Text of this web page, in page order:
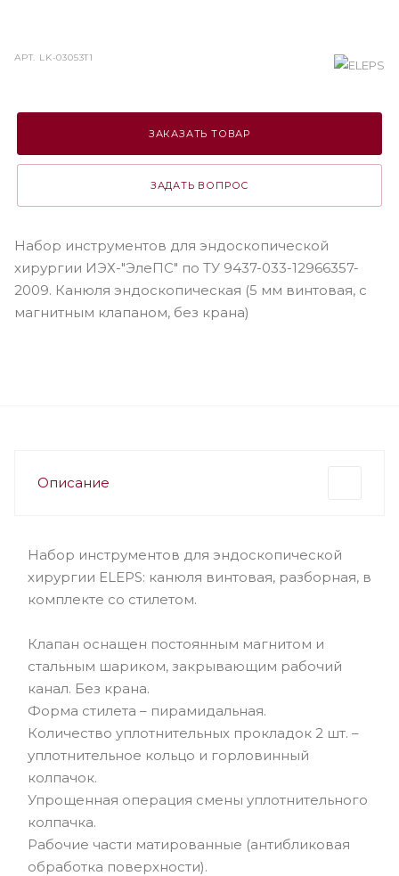
АРТ. LK-03053T1
ЗАКАЗАТЬ ТОВАР
ЗАДАТЬ ВОПРОС
Набор инструментов для эндоскопической
хирургии ИЭХ-"ЭлеПС" по ТУ 9437-033-12966357-
2009. Канюля эндоскопическая (5 мм винтовая, с
магнитным клапаном, без крана)
Описание
Набор инструментов для эндоскопической
хирургии ELEPS: канюля винтовая, разборная, в
комплекте со стилетом.
Клапан оснащен постоянным магнитом и
стальным шариком, закрывающим рабочий
канал. Без крана.
Форма стилета – пирамидальная.
Количество уплотнительных прокладок 2 шт. –
уплотнительное кольцо и горловинный
колпачок.
Упрощенная операция смены уплотнительного
колпачка.
Рабочие части матированные (антибликовая
обработка поверхности).